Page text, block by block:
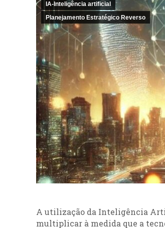
IA-Inteligência artificial
Planejamento Estratégico Reverso
A utilização da Inteligência
multiplicar à medida que a